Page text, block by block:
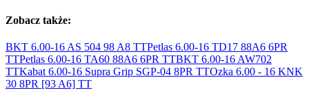
Zobacz także:
BKT 6.00-16 AS 504 98 A8 TTPetlas 6.00-16 TD17 88A6 6PR
TTPetlas 6.00-16 TA60 88A6 6PR TTBKT 6.00-16 AW702
TTKabat 6.00-16 Supra Grip SGP-04 8PR TTOzka 6.00 - 16 KNK
30 8PR [93 A6] TT